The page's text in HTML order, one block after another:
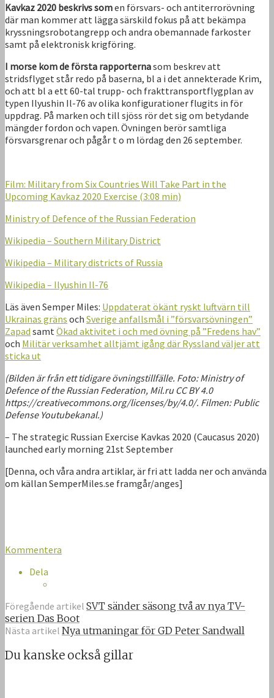
Kavkaz 2020 beskrivs somen försvars- och antiterrorövning
där man kommer att lägga särskild fokus på att bekämpa
kryssningsrobotangrepp och andra obemannade farkoster
samt på elektronisk krigföring.
I morse kom de första rapporternasom beskrev att
stridsflyget står redo på baserna, bl a i det annekterade Krim,
och att bl a ett 60-tal trupp- och frakttransportflygplan av
typen Ilyushin Il-76 av olika konfigurationer flugits in för
uppdrag. På marken och till sjöss rör det sig om betydande
mängder fordon och vapen. Övningen berör samtliga
försvarsgrenar och pågår t o m lördag den 26 september.
Film: Military from Six Countries Will Take Part in the
Upcoming Kavkaz 2020 Exercise (3:08 min)
Ministry of Defence of the Russian Federation
Wikipedia – Southern Military District
Wikipedia – Military districts of Russia
Wikipedia – Ilyushin Il-76
Läs även Semper Miles: Uppdaterat ökänt ryskt luftvärn till
Ukrainas gräns och Sverige anfallsmål i ”försvarsövningen”
Zapad samt Ökad aktivitet i och med övning på ”Fredens hav”
och Militär verksamhet alltjämt igång där Ryssland väljer att
sticka ut
(Bilden är från ett tidigare övningstillfälle. Foto: Ministry of
Defence of the Russian Federation, Mil.ru CC BY 4.0
https://creativecommons.org/licenses/by/4.0/. Filmen: Public
Defense Youtubekanal.)
– The strategic Russian Exercise Kavkas 2020 (Caucasus 2020)
launched early morning 21st September
[Denna, och våra andra artiklar, är fri att ladda ner och använda
om källan SemperMiles.se framgår/anges]
Kommentera
Dela
Föregående artikel SVT sänder säsong två av nya TV-
serien Das Boot
Nästa artikel Nya utmaningar för GD Peter Sandwall
Du kanske också gillar